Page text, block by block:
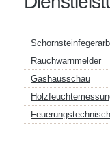
Rauchwarnmelder
Gashausschau